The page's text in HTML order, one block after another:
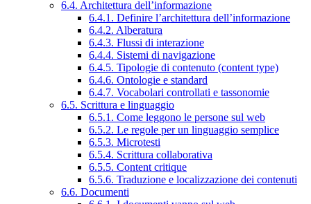
6.4. Architettura dell’informazione
6.4.1. Definire l’architettura dell’informazione
6.4.2. Alberatura
6.4.3. Flussi di interazione
6.4.4. Sistemi di navigazione
6.4.5. Tipologie di contenuto (content type)
6.4.6. Ontologie e standard
6.4.7. Vocabolari controllati e tassonomie
6.5. Scrittura e linguaggio
6.5.1. Come leggono le persone sul web
6.5.2. Le regole per un linguaggio semplice
6.5.3. Microtesti
6.5.4. Scrittura collaborativa
6.5.5. Content critique
6.5.6. Traduzione e localizzazione dei contenuti
6.6. Documenti